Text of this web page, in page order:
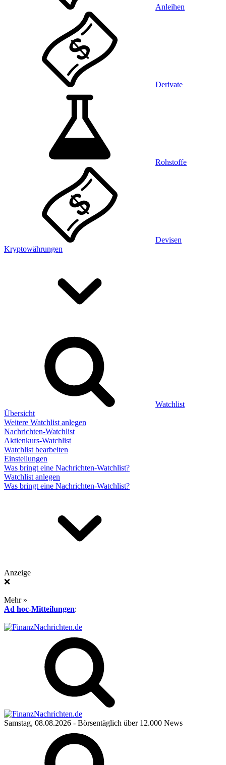
Anleihen
Derivate
Rohstoffe
Devisen
Kryptowährungen
Watchlist
Übersicht
Weitere Watchlist anlegen
Nachrichten-Watchlist
Aktienkurs-Watchlist
Watchlist bearbeiten
Einstellungen
Was bringt eine Nachrichten-Watchlist?
Watchlist anlegen
Was bringt eine Nachrichten-Watchlist?
Anzeige
❌
Mehr »
Ad hoc-Mitteilungen:
Samstag, 08.08.2026 - Börsentäglich über 12.000 News